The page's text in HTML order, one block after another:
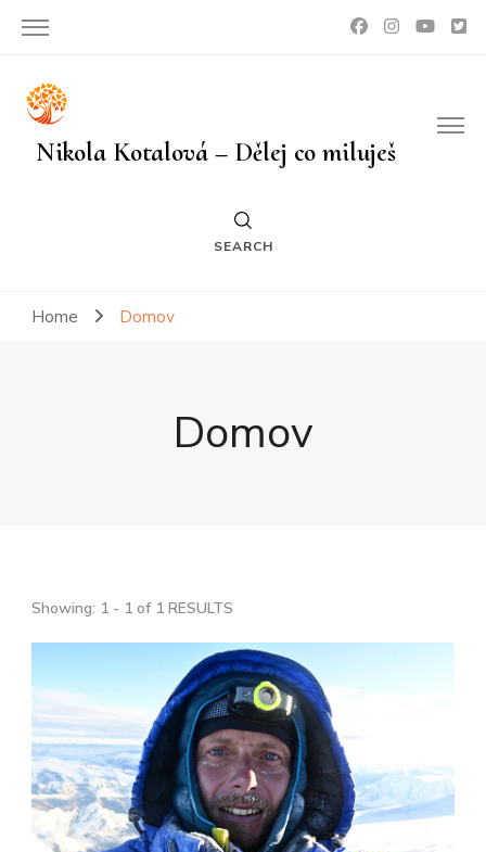
Nikola Kotalová – Dělej co miluješ
SEARCH
Home Domov
Domov
Showing: 1 - 1 of 1 RESULTS